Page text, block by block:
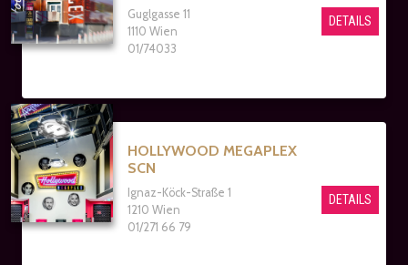
Guglgasse 11
1110 Wien
01/74033
DETAILS
HOLLYWOOD MEGAPLEX
SCN
Ignaz-Köck-Straße 1
1210 Wien
01/271 66 79
DETAILS